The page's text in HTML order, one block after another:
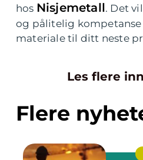
hos Nisjemetall. Det
og pålitelig
materiale til ditt neste
Les flere
Flere